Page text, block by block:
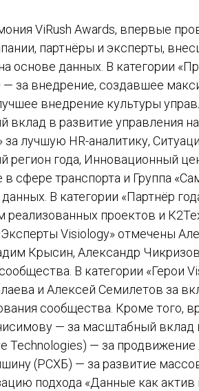
ViRush Awards, впервые
партнёры и эксперты,
основе данных. В категории
— за внедрение, создавшее
внедрение культуры
вклад в развитие управления
лучшую HR-аналитику,
регион года, Инновационный
сфере транспорта и Группа
В категории «Партнёр
проектов и
Visiology» отмечены
Крысин, Александр
В категории «Герои
и Алексей Семилетов за
сообщества. Кроме того,
— за масштабный вклад
Technologies) — за продвижение
(РСХБ) — за развитие
подхода «Данные как актив